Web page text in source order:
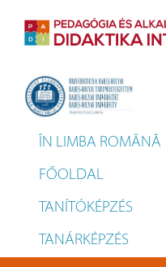
ÎN LIMBA ROMÂNĂ
FŐOLDAL
TANÍTÓKÉPZÉS
TANÁRKÉPZÉS